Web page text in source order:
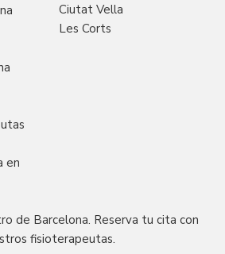
en
Ciutat Vella
Les Corts
de Barcelona. Reserva tu cita con
fisioterapeutas.